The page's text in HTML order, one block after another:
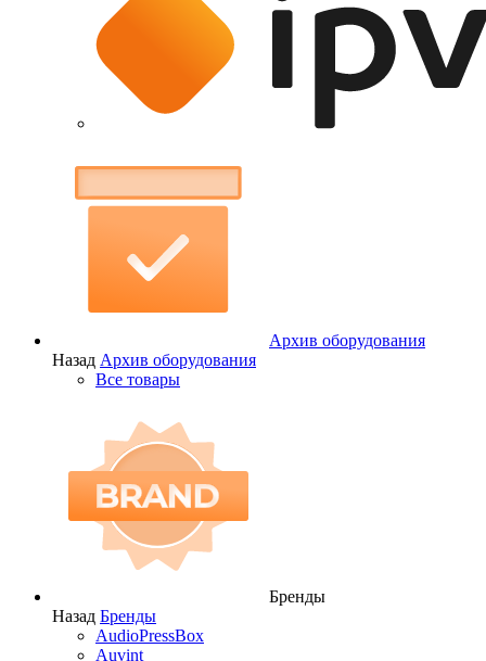
Архив оборудования
Назад Архив оборудования
Все товары
Бренды
Назад Бренды
AudioPressBox
Auvint